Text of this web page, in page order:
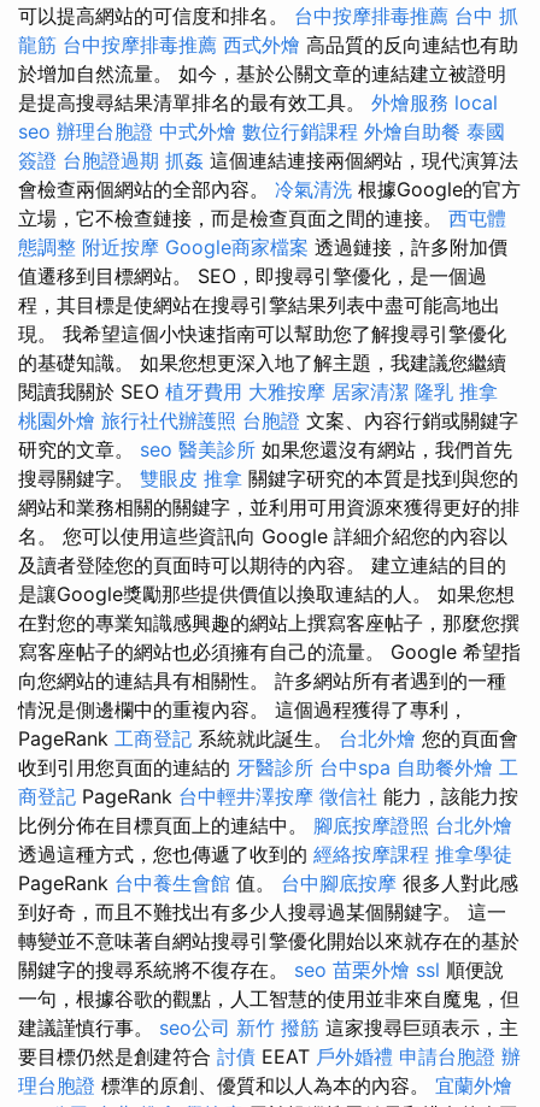
可以提高網站的可信度和排名。 台中按摩排毒推薦 台中 抓
龍筋 台中按摩排毒推薦 西式外燴 高品質的反向連結也有助
於增加自然流量。 如今，基於公關文章的連結建立被證明
是提高搜尋結果清單排名的最有效工具。 外燴服務 local
seo 辦理台胞證 中式外燴 數位行銷課程 外燴自助餐 泰國
簽證 台胞證過期 抓姦 這個連結連接兩個網站，現代演算法
會檢查兩個網站的全部內容。 冷氣清洗 根據Google的官方
立場，它不檢查鏈接，而是檢查頁面之間的連接。 西屯體
態調整 附近按摩 Google商家檔案 透過鏈接，許多附加價
值遷移到目標網站。 SEO，即搜尋引擎優化，是一個過
程，其目標是使網站在搜尋引擎結果列表中盡可能高地出
現。 我希望這個小快速指南可以幫助您了解搜尋引擎優化
的基礎知識。 如果您想更深入地了解主題，我建議您繼續
閱讀我關於 SEO 植牙費用 大雅按摩 居家清潔 隆乳 推拿
桃園外燴 旅行社代辦護照 台胞證 文案、內容行銷或關鍵字
研究的文章。 seo 醫美診所 如果您還沒有網站，我們首先
搜尋關鍵字。 雙眼皮 推拿 關鍵字研究的本質是找到與您的
網站和業務相關的關鍵字，並利用可用資源來獲得更好的排
名。 您可以使用這些資訊向 Google 詳細介紹您的內容以
及讀者登陸您的頁面時可以期待的內容。 建立連結的目的
是讓Google獎勵那些提供價值以換取連結的人。 如果您想
在對您的專業知識感興趣的網站上撰寫客座帖子，那麼您撰
寫客座帖子的網站也必須擁有自己的流量。 Google 希望指
向您網站的連結具有相關性。 許多網站所有者遇到的一種
情況是側邊欄中的重複內容。 這個過程獲得了專利，
PageRank 工商登記 系統就此誕生。 台北外燴 您的頁面會
收到引用您頁面的連結的 牙醫診所 台中spa 自助餐外燴 工
商登記 PageRank 台中輕井澤按摩 徵信社 能力，該能力按
比例分佈在目標頁面上的連結中。 腳底按摩證照 台北外燴
透過這種方式，您也傳遞了收到的 經絡按摩課程 推拿學徒
PageRank 台中養生會館 值。 台中腳底按摩 很多人對此感
到好奇，而且不難找出有多少人搜尋過某個關鍵字。 這一
轉變並不意味著自網站搜尋引擎優化開始以來就存在的基於
關鍵字的搜尋系統將不復存在。 seo 苗栗外燴 ssl 順便說
一句，根據谷歌的觀點，人工智慧的使用並非來自魔鬼，但
建議謹慎行事。 seo公司 新竹 撥筋 這家搜尋巨頭表示，主
要目標仍然是創建符合 討債 EEAT 戶外婚禮 申請台胞證 辦
理台胞證 標準的原創、優質和以人為本的內容。 宜蘭外燴